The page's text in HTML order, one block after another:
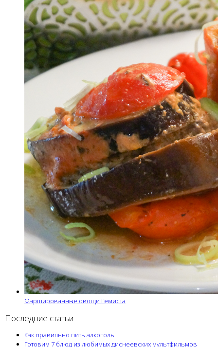
Фаршированные овощи Гемиста
Последние статьи
Как правильно пить алкоголь
Готовим 7 блюд из любимых диснеевских мультфильмов